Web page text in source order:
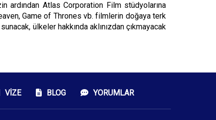
Atlas Corporation Film stüdyolarına
Game of Thrones vb. filmlerin doğaya terk
ülkeler hakkında aklınızdan çıkmayacak
VIZE BLOG YORUMLAR